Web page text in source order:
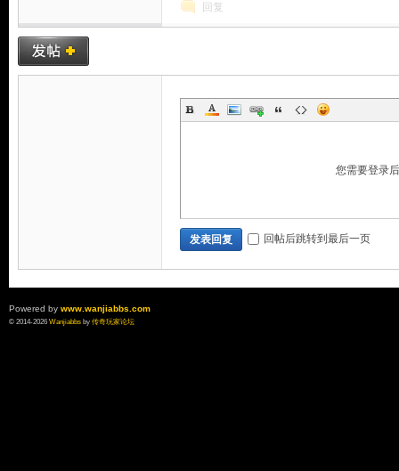
家
回复
您需要登录
发表回复 回帖后跳转到最后一页
Powered by www.wanjiabbs.com
© 2014-2026 Wanjiabbsby 传奇玩家论坛